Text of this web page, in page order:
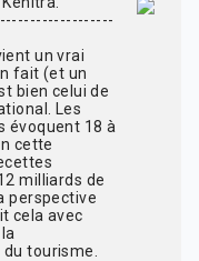
un vrai
fait (et un
bien celui de
Les
évoquent 18 à
cette
milliards de
perspective
cela avec
tourisme.